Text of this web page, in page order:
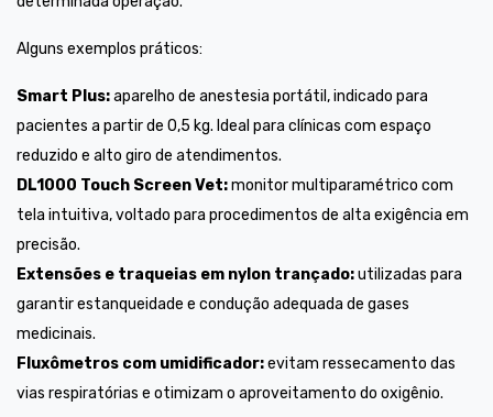
Alguns exemplos práticos:
Smart Plus:aparelho de anestesia portátil, indicado para
pacientes a partir de 0,5 kg. Ideal para clínicas com espaço
reduzido e alto giro de atendimentos.
DL1000 Touch Screen Vet:monitor multiparamétrico com
tela intuitiva, voltado para procedimentos de alta exigência em
precisão.
Extensões e traqueias em nylon trançado:utilizadas para
garantir estanqueidade e condução adequada de gases
medicinais.
Fluxômetros com umidificador:evitam ressecamento das
vias respiratórias e otimizam o aproveitamento do oxigênio.